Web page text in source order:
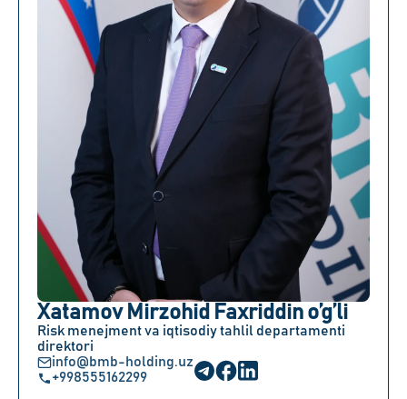
Xatamov Mirzohid Faxriddin o’g’li
Risk menejment va iqtisodiy tahlil departamenti
direktori
info@bmb-holding.uz
+998555162299